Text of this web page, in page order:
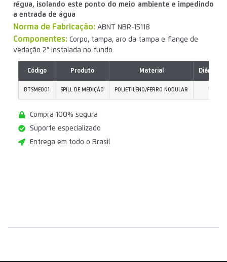
régua, isolando este ponto do meio ambiente e impedindo
a entrada de água
Norma de Fabricação: ABNT NBR-15118
Componentes: Corpo, tampa, aro da tampa e flange de
vedação 2” instalada no fundo
Código Produto Material Diâmetro
BTSME001 SPILL DE MEDIÇÃO POLIETILENO/FERRO NODULAR 12"
Compra 100% segura
Suporte especializado
Entrega em todo o Brasil